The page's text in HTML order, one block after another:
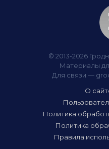
© 2013-2026
Материалы
Для связи —
О
Политика
Политика
Правила